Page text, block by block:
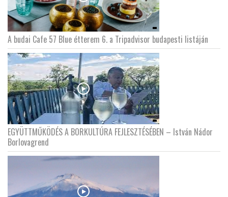
A budai Cafe 57 Blue étterem 6. a Tripadvisor budapesti listáján
EGYÜTTMŰKÖDÉS A BORKULTÚRA FEJLESZTÉSÉBEN – István Nádor
Borlovagrend